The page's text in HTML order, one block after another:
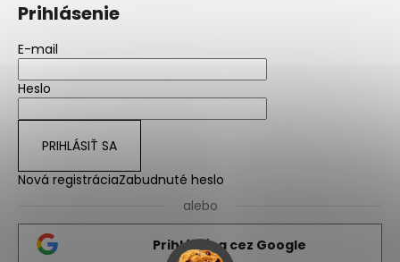
Prihlásenie
E-mail
Heslo
PRIHLÁSIŤ SA
Nová registráciaZabudnuté heslo
alebo
Prihlásiť sa cez Google